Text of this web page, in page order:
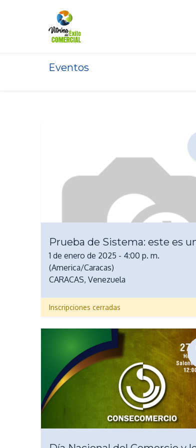
Eventos
1 de enero de 2025 - 4:00 p. m.
(America/Caracas)
CARACAS,Venezuela
Inscripciones cerradas